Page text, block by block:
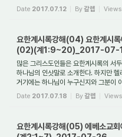
Date 2017.07.12 By갈렙 Views
요한계시록강해(04) 요한계시록
(02)(계1:9~20)_2017-07-
많은 그리스도인들은 요한계시록의 서
하나님의 인삿말로 소개한다. 하지만
거기에는 하나님이 누구신지와 그분이
Date 2017.07.18 By갈렙 Views
요한계시록강해(05) 에베소교회